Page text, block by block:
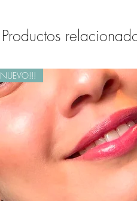
Productos
NUEVO!!!